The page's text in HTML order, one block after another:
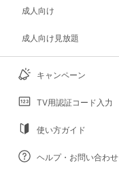
成人向け
成人向け見放題
キャンペーン
TV用認証コード入力
使い方ガイド
ヘルプ・お問い合わせ